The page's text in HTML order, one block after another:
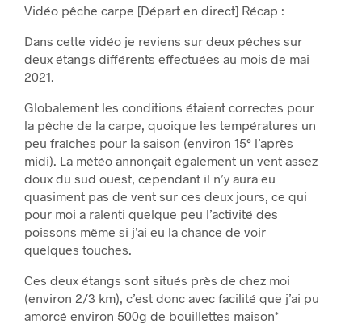
Vidéo pêche carpe [Départ en direct] Récap :
Dans cette vidéo je reviens sur deux pêches sur
deux étangs différents effectuées au mois de mai
2021.
Globalement les conditions étaient correctes pour
la pêche de la carpe, quoique les températures un
peu fraîches pour la saison (environ 15° l’après
midi). La météo annonçait également un vent assez
doux du sud ouest, cependant il n’y aura eu
quasiment pas de vent sur ces deux jours, ce qui
pour moi a ralenti quelque peu l’activité des
poissons même si j’ai eu la chance de voir
quelques touches.
Ces deux étangs sont situés près de chez moi
(environ 2/3 km), c’est donc avec facilité que j’ai pu
amorcé environ 500g de bouillettes maison*